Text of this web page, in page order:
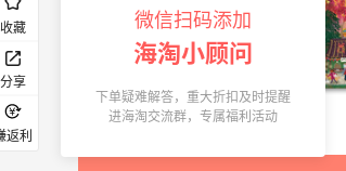
收藏
分享
返利
微信扫码添加
海淘小顾问
下单疑难解答，重大折扣及时提醒
进海淘交流群，专属福利活动